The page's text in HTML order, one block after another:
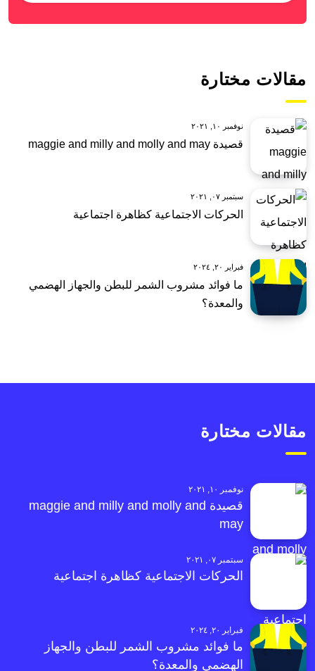
مقالات مختارة
نوفمبر ١٠, ٢٠٢١
قصيدة maggie and milly and molly and may
سبتمبر ٠٧, ٢٠٢١
الحركات الاجتماعية كظاهرة اجتماعية
فبراير ٢٠, ٢٠٢٤
ما فوائد مشروب الشمر للبطن والجهاز الهضمي
والمعدة؟
مقالات مختارة
نوفمبر ١٠, ٢٠٢١
قصيدة maggie and milly and molly and
may
سبتمبر ٠٧, ٢٠٢١
الحركات الاجتماعية كظاهرة اجتماعية
فبراير ٢٠, ٢٠٢٤
ما فوائد مشروب الشمر للبطن والجهاز
الهضمي والمعدة؟